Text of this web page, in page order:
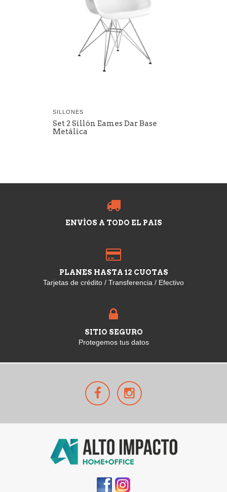
SILLONES
Set 2 Sillón Eames Dar Base
Metálica
ENVÍOS A TODO EL PAIS
PLANES HASTA 12 CUOTAS
Tarjetas de crédito / Transferencia / Efectivo
SITIO SEGURO
Protegemos tus datos